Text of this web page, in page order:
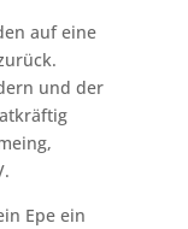
auf eine
und der
Epe ein